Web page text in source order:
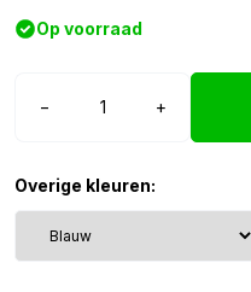
Op voorraad
−
LED
10
+
Overige kleuren: